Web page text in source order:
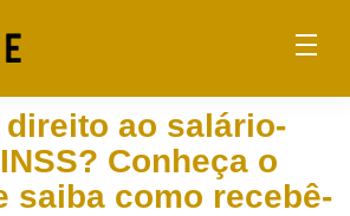
direito ao salário-
Conheça o
saiba como recebê-